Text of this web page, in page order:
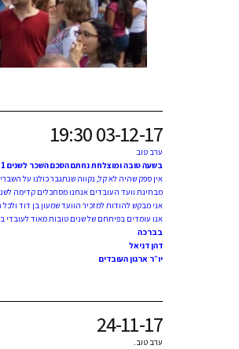
03-12-17 19:30
ערב טוב
בשעה טובה ומוצלחת נחתם הסכם השכר לשנים 2016-2021.
אין ספק שהיה לא קל, נקווה שנתגבר כולנו על
מבחינת וועד העובדים אנחנו מסתכלים קדימה
אני מבקש להודות למזכיר הוועד שמעון בן דוד
אנו עומדים בפיתחם של שנים טובות מאוד לעובדי
בברכה
דהן דניאל
יו״ר ארגון העובדים
24-11-17
ערב טוב.